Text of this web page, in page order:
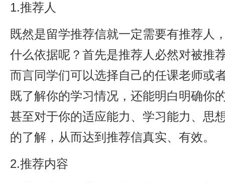
1.推荐人
既然是留学推荐信就一定需要有推荐人
什么依据呢？首先是推荐人必然对被推
而言同学们可以选择自己的任课老师或
既了解你的学习情况，还能明白明确你
甚至对于你的适应能力、学习能力、思
的了解，从而达到推荐信真实、有效。
2.推荐内容